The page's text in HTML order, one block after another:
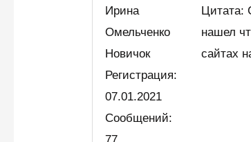
Ирина
Омельченко
Новичок
Регистрация:
07.01.2021
Сообщений:
77
Цитата:
нашел
сайтах